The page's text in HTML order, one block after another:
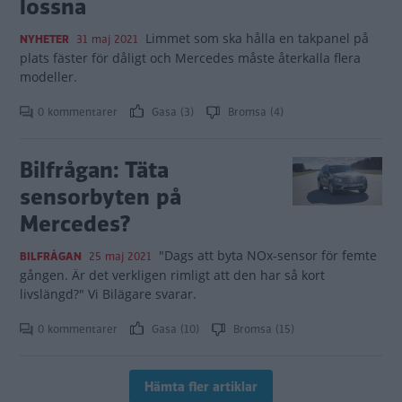
lossna
NYHETER 31 maj 2021 Limmet som ska hålla en takpanel på
plats fäster för dåligt och Mercedes måste återkalla flera
modeller.
0 kommentarer Gasa (3) Bromsa (4)
Bilfrågan: Täta
sensorbyten på
Mercedes?
BILFRÅGAN 25 maj 2021 "Dags att byta NOx-sensor för femte
gången. Är det verkligen rimligt att den har så kort
livslängd?" Vi Bilägare svarar.
0 kommentarer Gasa (10) Bromsa (15)
Hämta fler artiklar